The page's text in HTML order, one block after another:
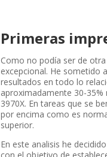
Primeras
Como no podía ser de
excepcional. He sometido
resultados en todo lo
aproximadamente 30-
3970X. En tareas que se
por encima como es
superior.
En este analisis he